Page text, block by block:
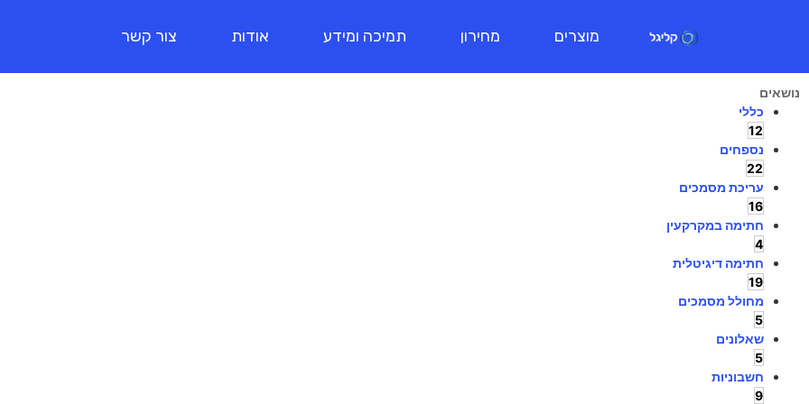
מוצרים מחירון תמיכה ומידע אודות צור קשר
נושאים
כללי
12
נספחים
22
עריכת מסמכים
16
חתימה במקרקעין
4
חתימה דיגיטלית
19
מחולל מסמכים
5
שאלונים
5
חשבוניות
9